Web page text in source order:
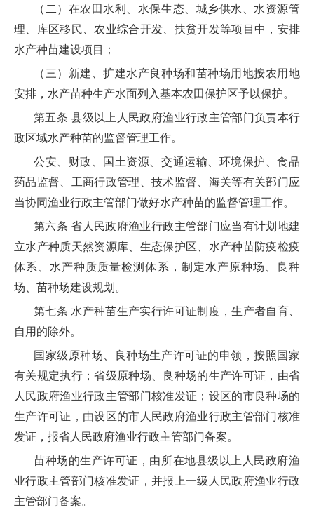
（二）在农田水利、水保生态、城乡供水、水资源管
理、库区移民、农业综合开发、扶贫开发等项目中，安排
水产种苗建设项目；
（三）新建、扩建水产良种场和苗种场用地按农用地
安排，水产苗种生产水面列入基本农田保护区予以保护。
第五条 县级以上人民政府渔业行政主管部门负责本行
政区域水产种苗的监督管理工作。
公安、财政、国土资源、交通运输、环境保护、食品
药品监督、工商行政管理、技术监督、海关等有关部门应
当协同渔业行政主管部门做好水产种苗的监督管理工作。
第六条 省人民政府渔业行政主管部门应当有计划地建
立水产种质天然资源库、生态保护区、水产种苗防疫检疫
体系、水产种质质量检测体系，制定水产原种场、良种
场、苗种场建设规划。
第七条 水产种苗生产实行许可证制度，生产者自育、
自用的除外。
国家级原种场、良种场生产许可证的申领，按照国家
有关规定执行；省级原种场、良种场的生产许可证，由省
人民政府渔业行政主管部门核准发证；设区的市良种场的
生产许可证，由设区的市人民政府渔业行政主管部门核准
发证，报省人民政府渔业行政主管部门备案。
苗种场的生产许可证，由所在地县级以上人民政府渔
业行政主管部门核准发证，并报上一级人民政府渔业行政
主管部门备案。